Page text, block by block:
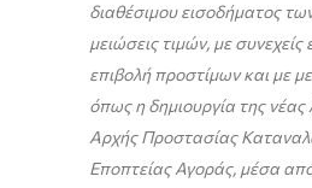
διαθέσιμου εισοδήματος
μειώσεις τιμών, με συνεχείς
επιβολή προστίμων και με
όπως η δημιουργία της νέας
Αρχής Προστασίας
Εποπτείας Αγοράς, μέσα από